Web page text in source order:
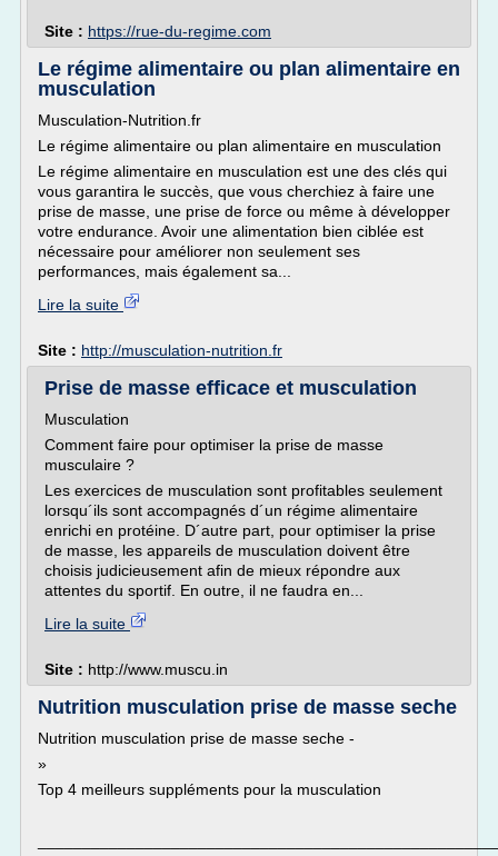
Site : https://rue-du-regime.com
Le régime alimentaire ou plan alimentaire en
musculation
Musculation-Nutrition.fr
Le régime alimentaire ou plan alimentaire en musculation
Le régime alimentaire en musculation est une des clés qui
vous garantira le succès, que vous cherchiez à faire une
prise de masse, une prise de force ou même à développer
votre endurance. Avoir une alimentation bien ciblée est
nécessaire pour améliorer non seulement ses
performances, mais également sa...
Lire la suite
Site : http://musculation-nutrition.fr
Prise de masse efficace et musculation
Musculation
Comment faire pour optimiser la prise de masse
musculaire ?
Les exercices de musculation sont profitables seulement
lorsqu´ils sont accompagnés d´un régime alimentaire
enrichi en protéine. D´autre part, pour optimiser la prise
de masse, les appareils de musculation doivent être
choisis judicieusement afin de mieux répondre aux
attentes du sportif. En outre, il ne faudra en...
Lire la suite
Site : http://www.muscu.in
Nutrition musculation prise de masse seche
Nutrition musculation prise de masse seche -
»
Top 4 meilleurs suppléments pour la musculation